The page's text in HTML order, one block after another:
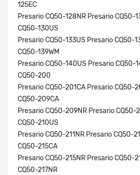
125EC
Presario CQ50-128NR Presario CQ50-
CQ50-130US
Presario CQ50-133US Presario CQ50-
CQ50-139WM
Presario CQ50-140US Presario CQ50-
CQ50-200
Presario CQ50-201CA Presario CQ50-
CQ50-209CA
Presario CQ50-209NR Presario CQ50-
CQ50-210US
Presario CQ50-211NR Presario CQ50-
CQ50-215CA
Presario CQ50-215NR Presario CQ50-
CQ50-217NR